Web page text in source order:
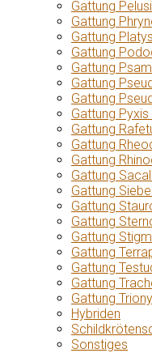
Gattung
Gattung
Gattung
Gattung
Gattung
Gattung
Gattung
Gattung
Gattung
Gattung
Gattung
Gattung
Gattung
Gattung
Gattung
Gattung
Gattung
Gattung
Gattung
Gattung
Hybriden
Sonstiges